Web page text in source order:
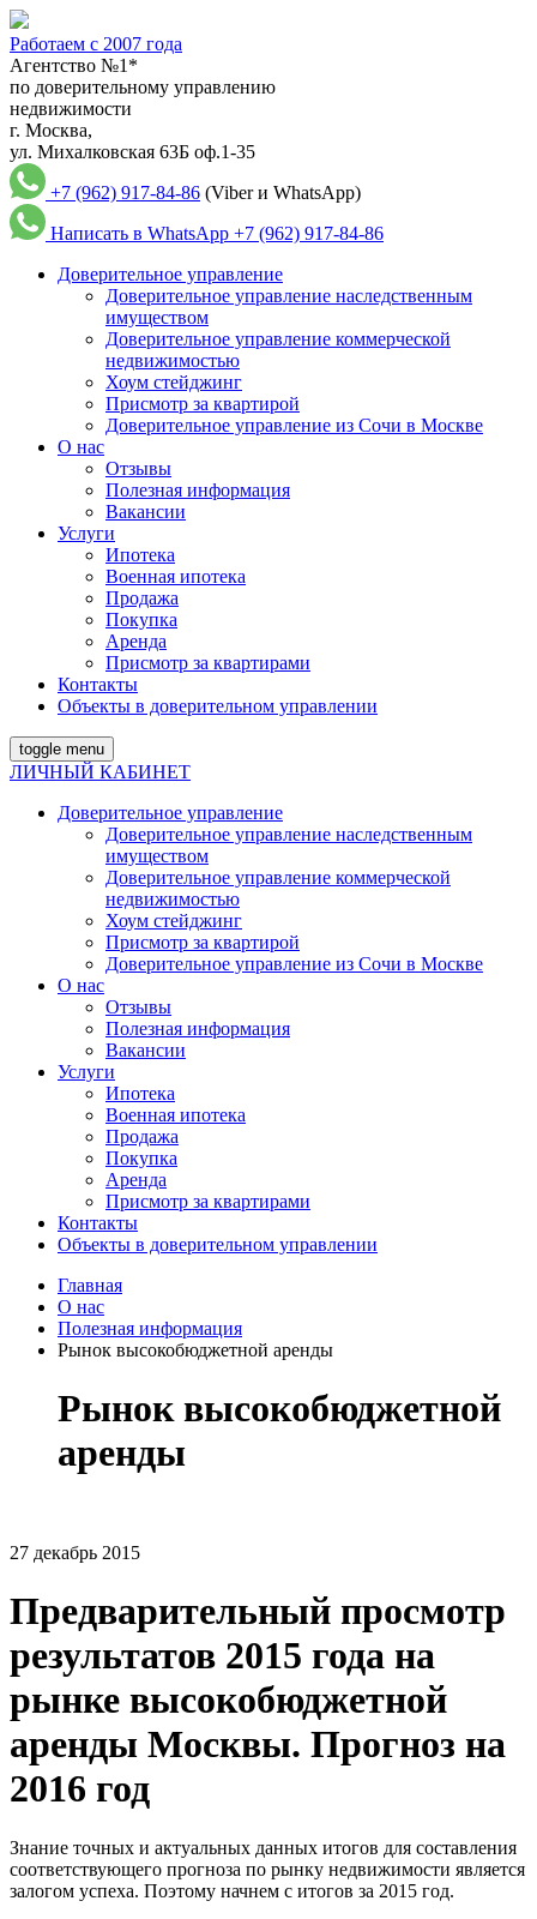
Работаем с 2007 года
Агентство №1*
по доверительному управлению
недвижимости
г. Москва,
ул. Михалковская 63Б оф.1-35
+7 (962) 917-84-86 (Viber и WhatsApp)
Написать в WhatsApp +7 (962) 917-84-86
Доверительное управление
Доверительное управление наследственным
имуществом
Доверительное управление коммерческой
недвижимостью
Хоум стейджинг
Присмотр за квартирой
Доверительное управление из Сочи в Москве
О нас
Отзывы
Полезная информация
Вакансии
Услуги
Ипотека
Военная ипотека
Продажа
Покупка
Аренда
Присмотр за квартирами
Контакты
Объекты в доверительном управлении
toggle menu
ЛИЧНЫЙ КАБИНЕТ
Доверительное управление
Доверительное управление наследственным
имуществом
Доверительное управление коммерческой
недвижимостью
Хоум стейджинг
Присмотр за квартирой
Доверительное управление из Сочи в Москве
О нас
Отзывы
Полезная информация
Вакансии
Услуги
Ипотека
Военная ипотека
Продажа
Покупка
Аренда
Присмотр за квартирами
Контакты
Объекты в доверительном управлении
Главная
О нас
Полезная информация
Рынок высокобюджетной аренды
Рынок высокобюджетной
аренды
27 декабрь 2015
Предварительный просмотр
результатов 2015 года на
рынке высокобюджетной
аренды Москвы. Прогноз на
2016 год
Знание точных и актуальных данных итогов для составления
соответствующего прогноза по рынку недвижимости является
залогом успеха. Поэтому начнем с итогов за 2015 год.